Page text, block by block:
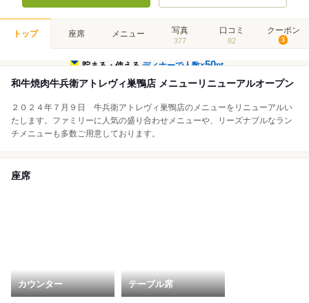
トップ 座席 メニュー 写真
377
口コミ
82
クーポン
3
貯まる・使えるディナーで人数×50pt
和牛焼肉牛兵衛アトレヴィ巣鴨店 メニューリニューアルオープン
２０２４年７月９日 牛兵衛アトレヴィ巣鴨店のメニューをリニューアルい
たします。ファミリーに人気の盛り合わせメニューや、リーズナブルなラン
チメニューも多数ご用意しております。
座席
カウンター テーブル席